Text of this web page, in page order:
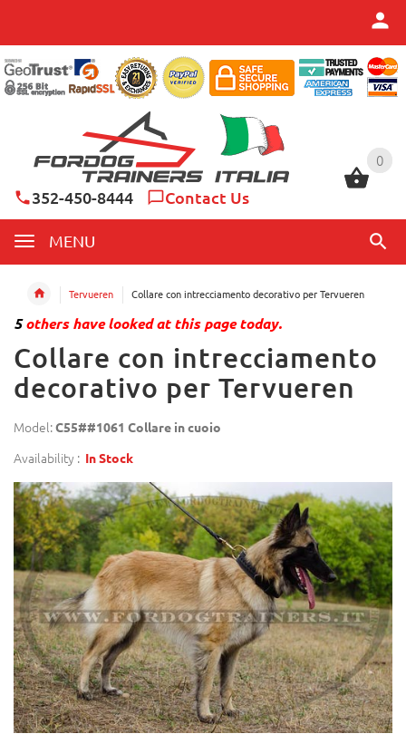
0
352-450-8444 Contact Us
MENU
0
Tervueren Collare con intrecciamento decorativo per Tervueren
5others have looked at this page today.
Collare con intrecciamento
decorativo per Tervueren
Model:C55##1061 Collare in cuoio
Availability : In Stock